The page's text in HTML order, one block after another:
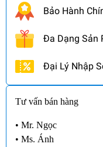
Bảo Hành
Đa Dạng Sản
Đại Lý Nhập
Tư vấn bán hàng
• Mr. Ngọc
• Ms. Ánh